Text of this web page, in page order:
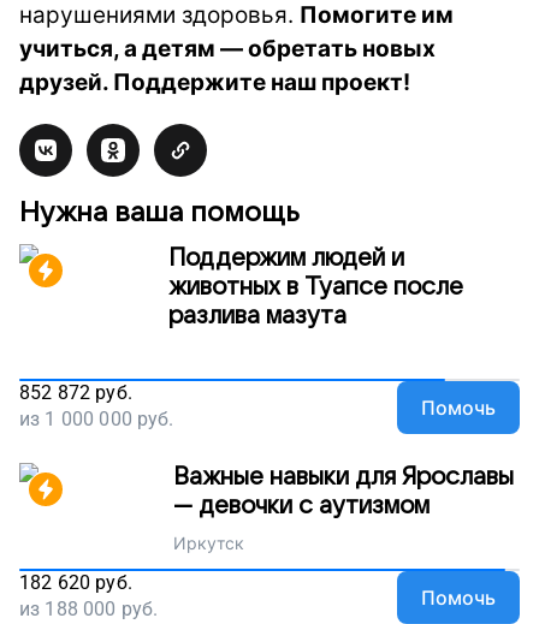
нарушениями здоровья. Помогите им
учиться, а детям — обретать новых
друзей. Поддержите наш проект!
Нужна ваша помощь
Поддержим людей и
животных в Туапсе после
разлива мазута
852 872 руб.
из 1 000 000 руб. Помочь
Важные навыки для Ярославы
— девочки с аутизмом
Иркутск
182 620 руб.
из 188 000 руб. Помочь